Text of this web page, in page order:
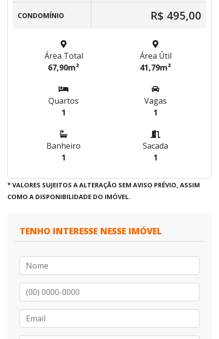
CONDOMÍNIO R$ 495,00
Área Total
67,90m²
Área Útil
41,79m²
Quartos
1
Vagas
1
Banheiro
1
Sacada
1
* VALORES SUJEITOS A ALTERAÇÃO SEM AVISO PRÉVIO, ASSIM
COMO A DISPONIBILIDADE DO IMÓVEL.
TENHO INTERESSE NESSE IMÓVEL